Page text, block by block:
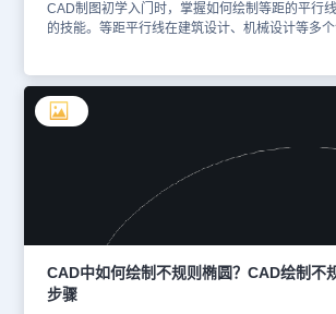
CAD制图初学入门时，掌握如何绘制等距的平行
的技能。等距平行线在建筑设计、机械设计等多
行线的方法步骤，一起来看看吧！CAD制图初学
线方法1：CAD偏移命令在浩辰CAD软件中打开图
用CAD偏移命令快捷键【O】，根据命令提示输入
例如输入【15】，然后根据提示指定直线作为偏
向需要偏移的一侧单击即可。方法2：CAD复制命
中打开图形文件，选中直线后，直接调用CAD复
【CO】，根据命令提示在图纸中指定任意一点作
标到线的任意一侧，输入距离回车确认即可。方法
在浩辰CAD软件中打开图形文件，选中直线后，
命令快捷键【AR】，调出【阵列】对话框。在其
设置偏移的行距离和列距离，设置完成后点击【确
骤，我们就可以在浩辰CAD软件中轻松绘制出等距
CAD中如何绘制不规则椭圆？CAD绘制不
步骤